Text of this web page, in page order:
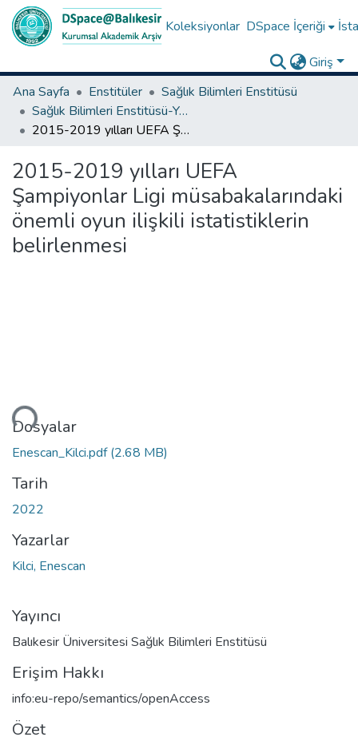
Koleksiyonlar DSpace İçeriği
Giriş
Ana Sayfa
Enstitüler
Sağlık Bilimleri Enstitüsü
Sağlık Bilimleri Enstitüsü-Yüksek Lisans Tezleri
2015-2019 yılları UEFA Şampiyonlar Ligi müsabakalarındaki önemli oyun ilişkili istatistiklerin belirlenmesi
2015-2019 yılları UEFA
Şampiyonlar Ligi müsabakalarındaki
önemli oyun ilişkili istatistiklerin
belirlenmesi
Dosyalar
Enescan_Kilci.pdf(2.68 MB)
Tarih
2022
Yazarlar
Kilci, Enescan
Yayıncı
Balıkesir Üniversitesi Sağlık Bilimleri Enstitüsü
Erişim Hakkı
info:eu-repo/semantics/openAccess
Özet